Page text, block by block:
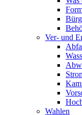
Ver- und
Wahlen